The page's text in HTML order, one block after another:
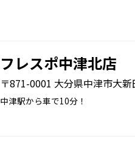
フレスポ中津北店
〒871-0001 大分県中津市大
中津駅から車で10分！